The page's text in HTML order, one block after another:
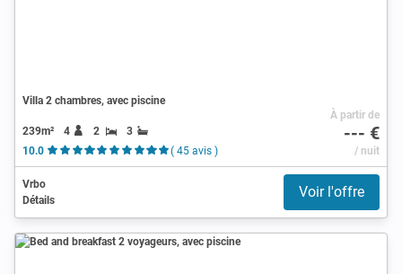
Villa 2 chambres, avec piscine
239m² 4 2
3
10.0
( 45 avis )
À partir de
--- €
/ nuit
Vrbo
Détails
Voir l'offre